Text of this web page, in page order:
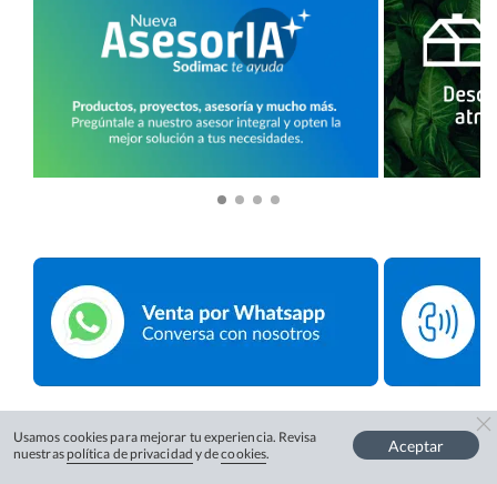
Usamos cookies para mejorar tu experiencia. Revisa
nuestras política de privacidad y decookies. Aceptar